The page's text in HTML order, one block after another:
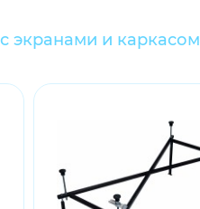
экранами и каркасом